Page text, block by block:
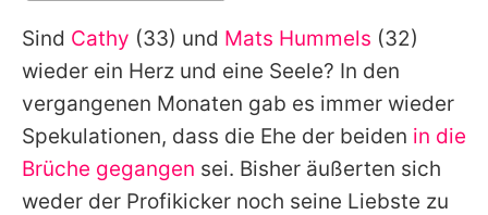
Alle Themen auf Promiflash
Jobs
App runterladen
Team
Sind Cathy (33) und Mats Hummels (32)
wieder ein Herz und eine Seele? In den
vergangenen Monaten gab es immer wieder
Spekulationen, dass die Ehe der beiden in die
Brüche gegangen sei. Bisher äußerten sich
weder der Profikicker noch seine Liebste zu